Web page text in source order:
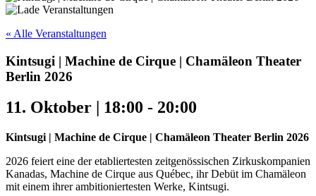
« Alle Veranstaltungen
Kintsugi | Machine de Cirque | Chamäleon Theater
Berlin 2026
11. Oktober | 18:00 - 20:00
Kintsugi | Machine de Cirque | Chamäleon Theater Berlin 2026
2026 feiert eine der etabliertesten zeitgenössischen Zirkuskompanien
Kanadas, Machine de Cirque aus Québec, ihr Debüt im Chamäleon
mit einem ihrer ambitioniertesten Werke, Kintsugi.